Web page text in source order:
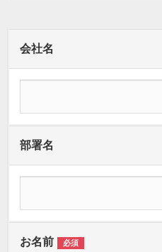
会社名
部署名
お名前 必須